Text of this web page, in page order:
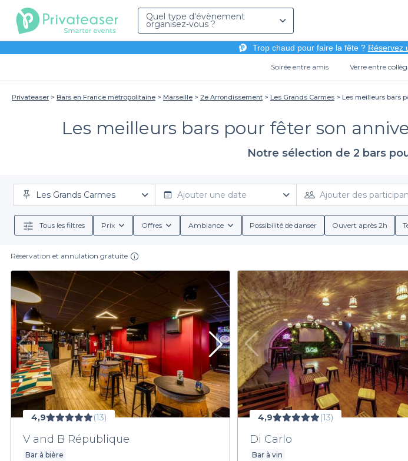
Quel type d'évènement
organisez-vous ?
Trop chaud pour faire la fête ? Réservez
Soirée entre amis Verre entre
Privateaser Bars en France métropolitaine Marseille 2e Arrondissement Les Grands Carmes Les meilleurs bars
Les meilleurs bars pour fêter son
Notre sélection de 2 bars
Les Grands Carmes Ajouter une date Ajouter des
Tous les filtres Prix Offres Ambiance Possibilité de danser Ouvert après 2h
Réservation et annulation gratuite
4,9 (13)
V and B République
Bar à bière
4,9 (13)
Di Carlo
Bar à vin